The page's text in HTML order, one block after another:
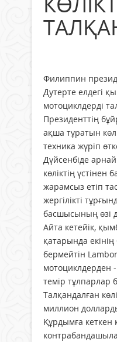
Филиппин
Дутерте елдегі
мотоциклдерді
Президенттің
ақша тұратын
техника жүріп
Дүйсенбіде
көліктің үстінен
жарамсыз етіп
жергілікті
басшысының өзі
Айта кетейік,
қатарында
бермейтін
мотоциклдерден
темір тұлпарлар
Талқандалған
миллион
Құрдымға кеткен